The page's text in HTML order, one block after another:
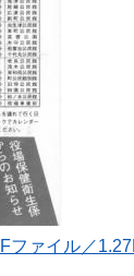
ファイル／